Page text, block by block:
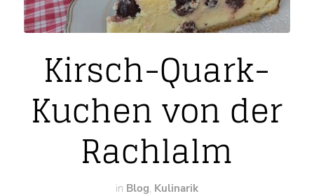
Kirsch-Quark-
Kuchen von der
Rachlalm
in Blog, Kulinarik